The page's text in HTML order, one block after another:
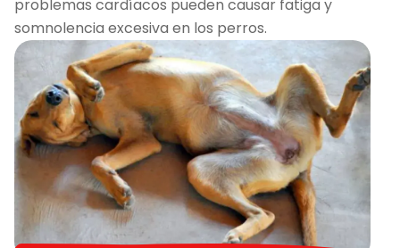
problemas cardíacos pueden causar fatiga y
somnolencia excesiva en los perros.